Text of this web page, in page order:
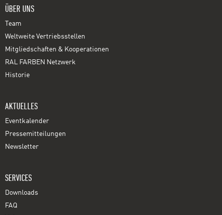
ÜBER UNS
Team
Weltweite Vertriebsstellen
Mitgliedschaften & Kooperationen
RAL FARBEN Netzwerk
Historie
AKTUELLES
Eventkalender
Pressemitteilungen
Newsletter
SERVICES
Downloads
FAQ